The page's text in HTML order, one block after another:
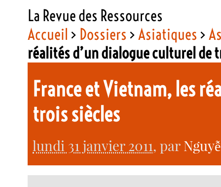
La Revue des Ressources
Accueil > Dossiers >Asiatiques >
réalités d’un dialogue culturel de
France et Vietnam, les
trois siècles
lundi 31 janvier 2011, par